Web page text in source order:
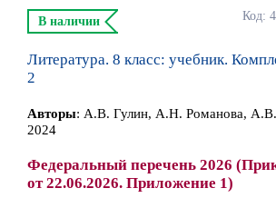
Код:
В наличии
Литература. 8 класс: учебник.
2
Авторы: А.В. Гулин, А.Н. Романова,
2024
Федеральный перечень 2026
от 22.06.2026. Приложение 1)